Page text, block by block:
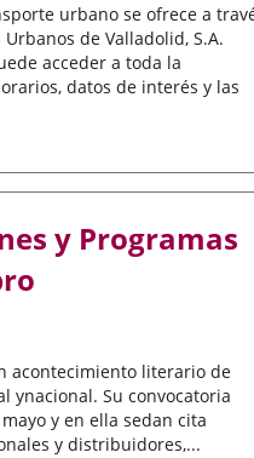
urbano se ofrece a
de Valladolid, S.A.
acceder a toda la
datos de interés y las
y Programas
acontecimiento literario de
ynacional. Su convocatoria
y en ella sedan cita
y distribuidores,...